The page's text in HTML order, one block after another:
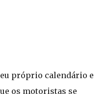
próprio calendário e
os motoristas se